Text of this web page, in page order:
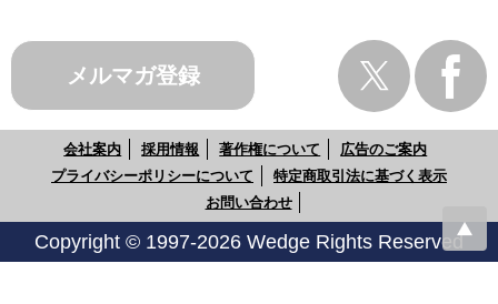
メルマガ登録
会社案内 採用情報 著作権について
広告のご案内
プライバシーポリシーについて
特定商取引法に基づく表示
お問い合わせ
Copyright © 1997-2026 Wedge Rights Reserved